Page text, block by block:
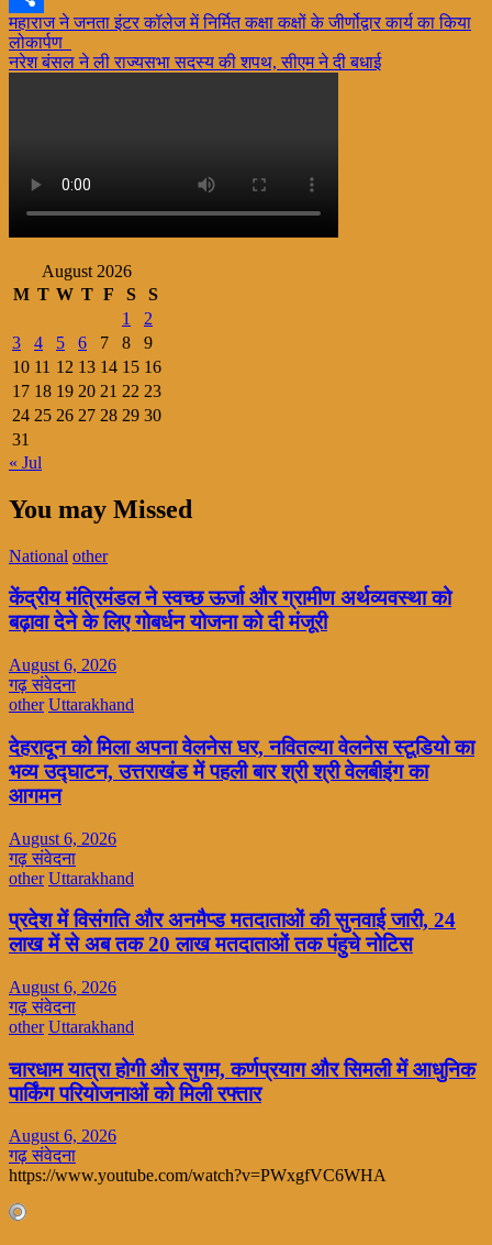
Share
Post
navigation
महाराज ने जनता इंटर कॉलेज में निर्मित कक्षा कक्षों के जीर्णोद्वार कार्य का किया
लोकार्पण
नरेश बंसल ने ली राज्यसभा सदस्य की शपथ, सीएम ने दी बधाई
August 2026
M T W T F S
S
1
2
3
4 5 6 7 8
9
10 11 12 13 14 15 16
17 18 19 20 21 22 23
24 25 26 27 28 29 30
31
« Jul
You may Missed
National other
केंद्रीय मंत्रिमंडल ने स्वच्छ ऊर्जा और ग्रामीण अर्थव्यवस्था को
बढ़ावा देने के लिए गोबर्धन योजना को दी मंजूरी
August 6, 2026
गढ़ संवेदना
other Uttarakhand
देहरादून को मिला अपना वेलनेस घर, नवितल्या वेलनेस स्टूडियो का
भव्य उद्घाटन, उत्तराखंड में पहली बार श्री श्री वेलबीइंग का
आगमन
August 6, 2026
गढ़ संवेदना
other Uttarakhand
प्रदेश में विसंगति और अनमैप्ड मतदाताओं की सुनवाई जारी, 24
लाख में से अब तक 20 लाख मतदाताओं तक पंहुचे नोटिस
August 6, 2026
गढ़ संवेदना
other Uttarakhand
चारधाम यात्रा होगी और सुगम, कर्णप्रयाग और सिमली में आधुनिक
पार्किंग परियोजनाओं को मिली रफ्तार
August 6, 2026
गढ़ संवेदना
https://www.youtube.com/watch?v=PWxgfVC6WHA